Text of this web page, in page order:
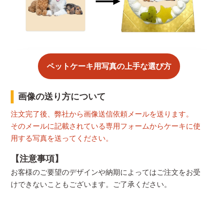
ペットケーキ用写真の上手な選び方
画像の送り方について
注文完了後、弊社から画像送信依頼メールを送ります。
そのメールに記載されている専用フォームからケーキに使
用する写真を送ってください。
【注意事項】
お客様のご要望のデザインや納期によってはご注文をお受
けできないこともございます。ご了承ください。